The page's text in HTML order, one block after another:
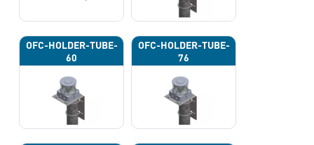
OFC-HOLDER-TUBE-
60
OFC-HOLDER-TUBE-
76